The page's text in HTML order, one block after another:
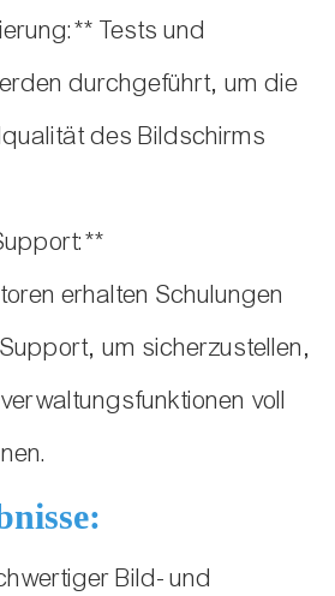
Tests und
durchgeführt, um die
des Bildschirms
erhalten Schulungen
um sicherzustellen,
voll
Bild- und